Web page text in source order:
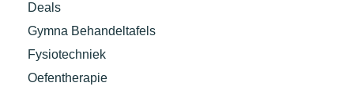
Deals
Gymna Behandeltafels
Fysiotechniek
Oefentherapie